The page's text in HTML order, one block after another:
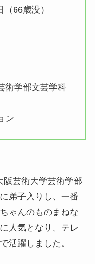
66歳没）
術学部文芸学科
ン
阪芸術大学芸術学部
に弟子入りし、一番
ゃんのものまねな
人気となり、テレ
活躍しました。